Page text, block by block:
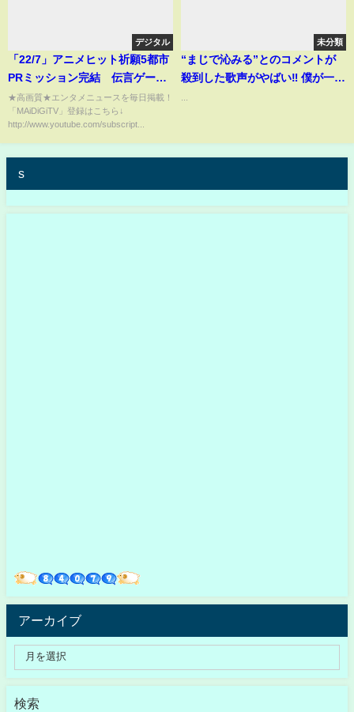
デジタル
「22/7」アニメヒット祈願5都市
PRミッション完結 伝言ゲー
ム、イベントに挑戦 東京編の
映像公開
★高画質★エンタメニュースを毎日掲載！
「MAiDiGiTV」登録はこちら↓
http://www.youtube.com/subscript...
未分類
“まじで沁みる”とのコメントが
殺到した歌声がやばい‼︎ 僕が一番
s
アーカイブ
検索